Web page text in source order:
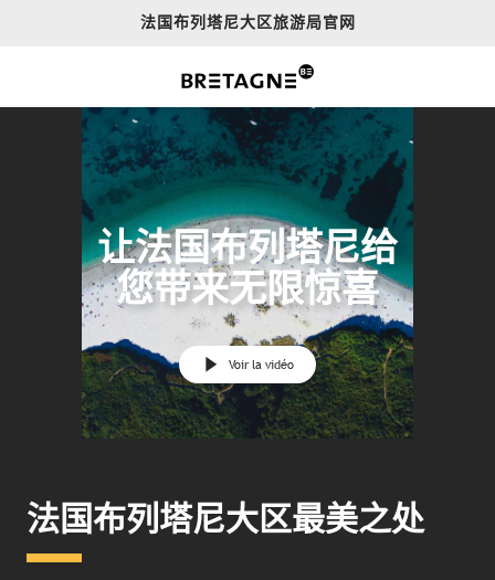
法国布列塔尼大区旅游局官网
让法国布列塔尼给
您带来无限惊喜
Voir la vidéo
法国布列塔尼大区最美之处